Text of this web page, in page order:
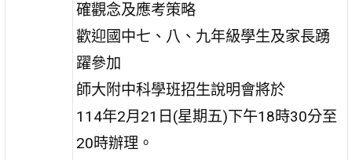
確觀念及應考策略
歡迎國中七、八、九年級學生及家長踴
躍參加
師大附中科學班招生說明會將於
114年2月21日(星期五)下午18時30分至
20時辦理。